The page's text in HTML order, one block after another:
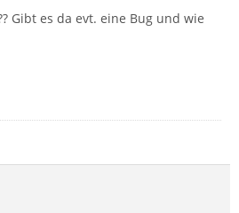
Gibt es da evt. eine Bug und wie